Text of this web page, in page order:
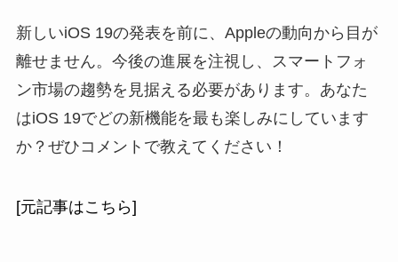
新しいiOS 19の発表を前に、Appleの動向から目が
離せません。今後の進展を注視し、スマートフォ
ン市場の趨勢を見据える必要があります。あなた
はiOS 19でどの新機能を最も楽しみにしています
か？ぜひコメントで教えてください！
[元記事はこちら]